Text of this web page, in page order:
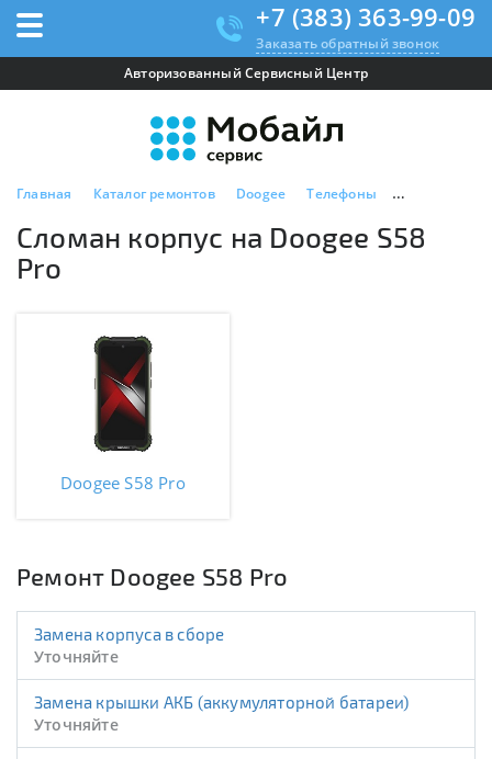
+7 (383) 363-99-09
Заказать обратный звонок
Авторизованный Сервисный Центр
Главная Каталог ремонтов Doogee Телефоны Doogee S58
Сломан корпус на Doogee S58
Pro
Doogee S58 Pro
Ремонт Doogee S58 Pro
Замена корпуса в сборе
Уточняйте
Замена крышки АКБ (аккумуляторной батареи)
Уточняйте